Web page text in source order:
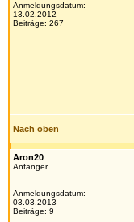
Anmeldungsdatum:
13.02.2012
Beiträge: 267
Nach oben
Aron20
Anfänger
Anmeldungsdatum:
03.03.2013
Beiträge: 9